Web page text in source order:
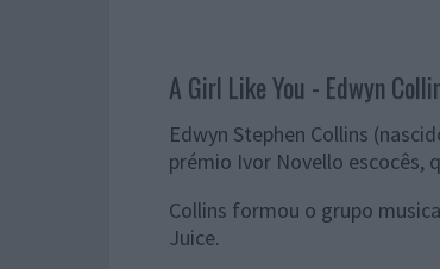
A Girl Like You - Edwyn
Edwyn Stephen Collins
prémio Ivor Novello escocês,
Collins formou o grupo
Juice.